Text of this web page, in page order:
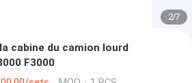
2/7
cabine du camion lourd
F3000